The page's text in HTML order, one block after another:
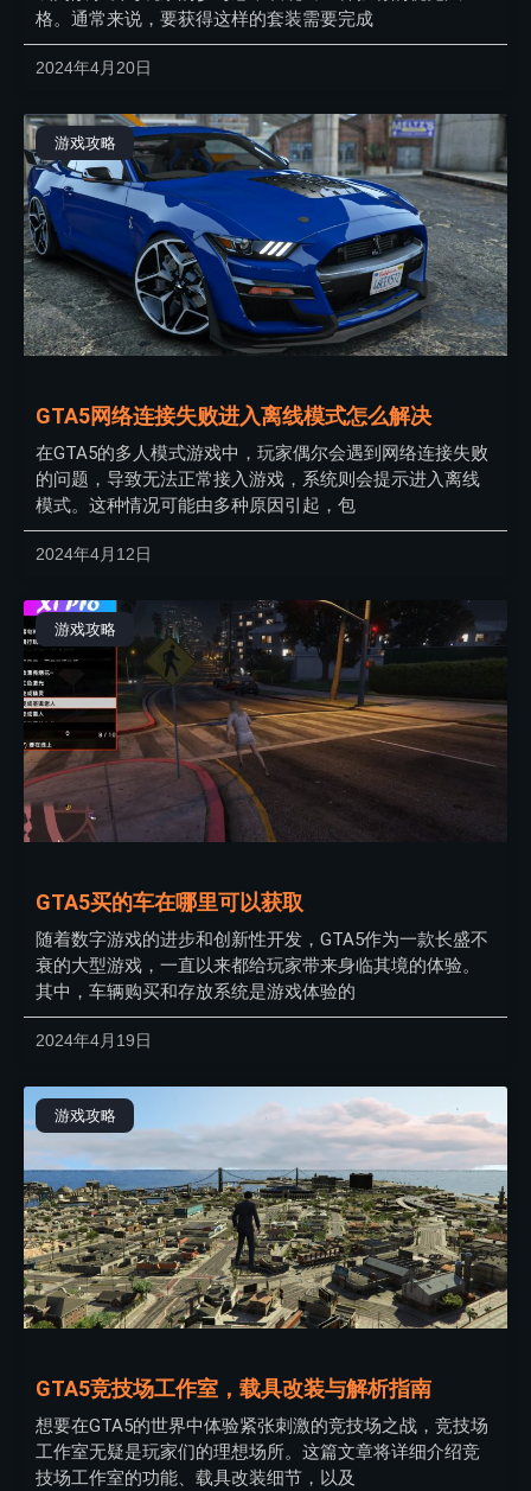
格。通常来说，要获得这样的套装需要完成
2024年4月20日
游戏攻略
GTA5网络连接失败进入离线模式怎么解决
在GTA5的多人模式游戏中，玩家偶尔会遇到网络连接失败
的问题，导致无法正常接入游戏，系统则会提示进入离线
模式。这种情况可能由多种原因引起，包
2024年4月12日
游戏攻略
GTA5买的车在哪里可以获取
随着数字游戏的进步和创新性开发，GTA5作为一款长盛不
衰的大型游戏，一直以来都给玩家带来身临其境的体验。
其中，车辆购买和存放系统是游戏体验的
2024年4月19日
游戏攻略
GTA5竞技场工作室，载具改装与解析指南
想要在GTA5的世界中体验紧张刺激的竞技场之战，竞技场
工作室无疑是玩家们的理想场所。这篇文章将详细介绍竞
技场工作室的功能、载具改装细节，以及